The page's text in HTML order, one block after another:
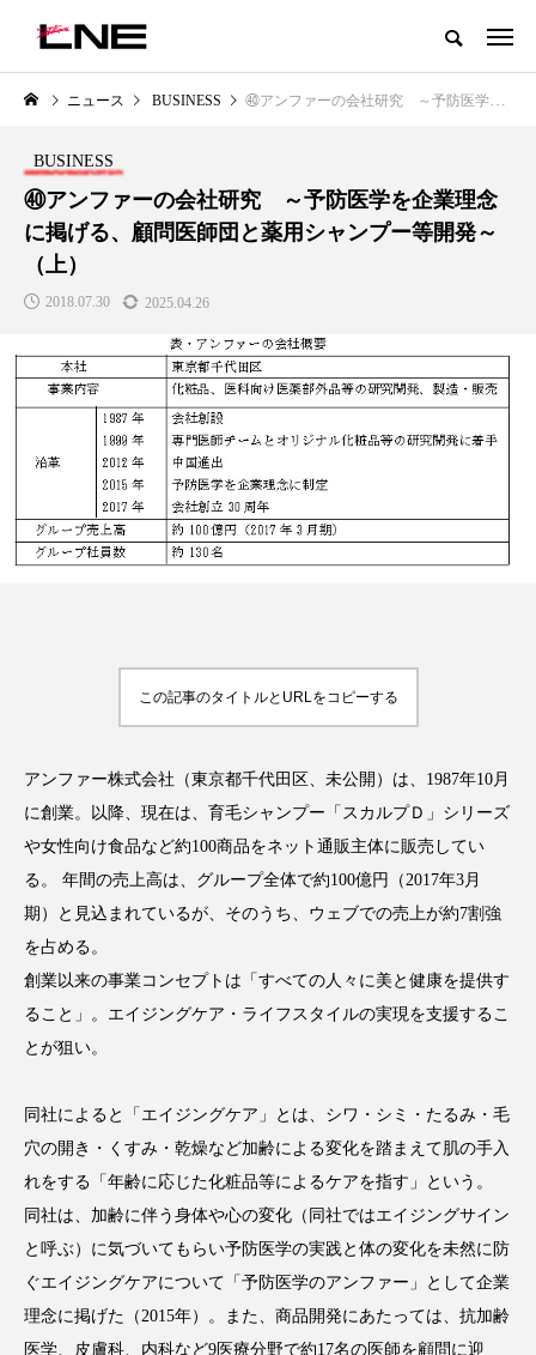
グローバルビューティ＆ヘルスケアビジネス誌
LIFESTYLE
SNSの「加工顔」と美容医療｜AI
がもたらす可能性とこれから
2026.07.13
BUSINESS
都市型スパ――身近なウェルネ
2026.08.06
FEATURED 注目の企画
TAG LIST タグ一覧
Gemini Instagram SaaS SNS
TikTok アスタキサンチン
アスレジャーコスメ
インタビュー インナービューティー 冷え
インナービューティーアワード2025受賞商品
ウェルビーイング エイジングケア
ニュース BUSINESS ㊵アンファーの会社研究 ～予防医学を企業理念に掲げる、顧問医師団と薬用シャンプー等開発～（上）
BUSINESS
㊵アンファーの会社研究 ～予防医学を企業理念
に掲げる、顧問医師団と薬用シャンプー等開発～
（上）
2018.07.30 2025.04.26
この記事のタイトルとURLをコピーする
アンファー株式会社（東京都千代田区、未公開）は、1987年10月
に創業。以降、現在は、育毛シャンプー「スカルプＤ」シリーズ
や女性向け食品など約100商品をネット通販主体に販売してい
る。 年間の売上高は、グループ全体で約100億円（2017年3月
期）と見込まれているが、そのうち、ウェブでの売上が約7割強
を占める。
創業以来の事業コンセプトは「すべての人々に美と健康を提供す
ること」。エイジングケア・ライフスタイルの実現を支援するこ
とが狙い。
同社によると「エイジングケア」とは、シワ・シミ・たるみ・毛
穴の開き・くすみ・乾燥など加齢による変化を踏まえて肌の手入
れをする「年齢に応じた化粧品等によるケアを指す」という。
同社は、加齢に伴う身体や心の変化（同社ではエイジングサイン
と呼ぶ）に気づいてもらい予防医学の実践と体の変化を未然に防
ぐエイジングケアについて「予防医学のアンファー」として企業
理念に掲げた（2015年）。また、商品開発にあたっては、抗加齢
医学、皮膚科、内科など9医療分野で約17名の医師を顧問に迎